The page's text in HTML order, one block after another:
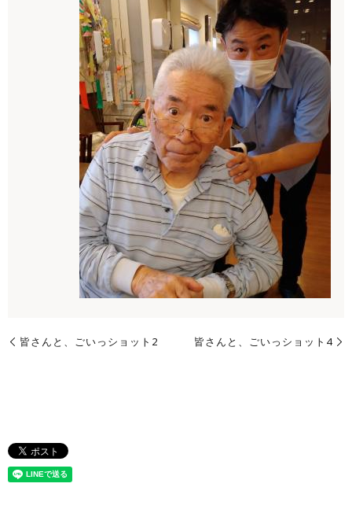
皆さんと、ごいっショット2 皆さんと、ごいっショット4